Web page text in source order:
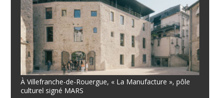
À Villefranche-de-Rouergue, « La Manufacture », pôle
culturel signé MARS